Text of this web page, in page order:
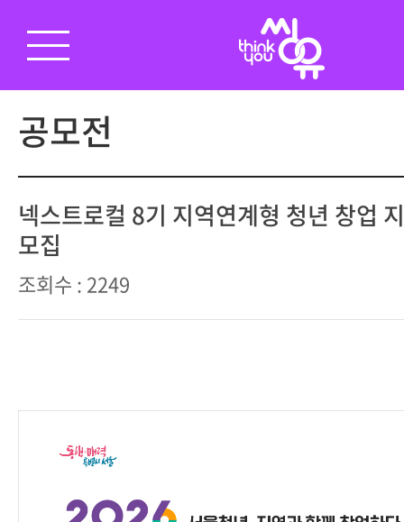
공모전
넥스트로컬 8기 지역연계형 청년 창업
모집
조회수 : 2249